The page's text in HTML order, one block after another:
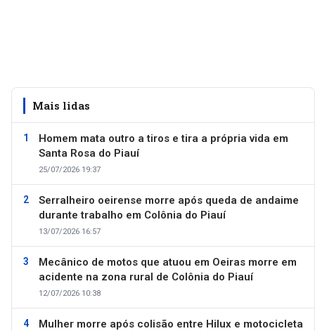
Mais lidas
Homem mata outro a tiros e tira a própria vida em
Santa Rosa do Piauí
25/07/2026 19:37
Serralheiro oeirense morre após queda de andaime
durante trabalho em Colônia do Piauí
13/07/2026 16:57
Mecânico de motos que atuou em Oeiras morre em
acidente na zona rural de Colônia do Piauí
12/07/2026 10:38
Mulher morre após colisão entre Hilux e motocicleta